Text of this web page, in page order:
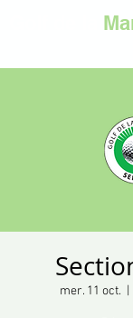
mer. 11 oct.